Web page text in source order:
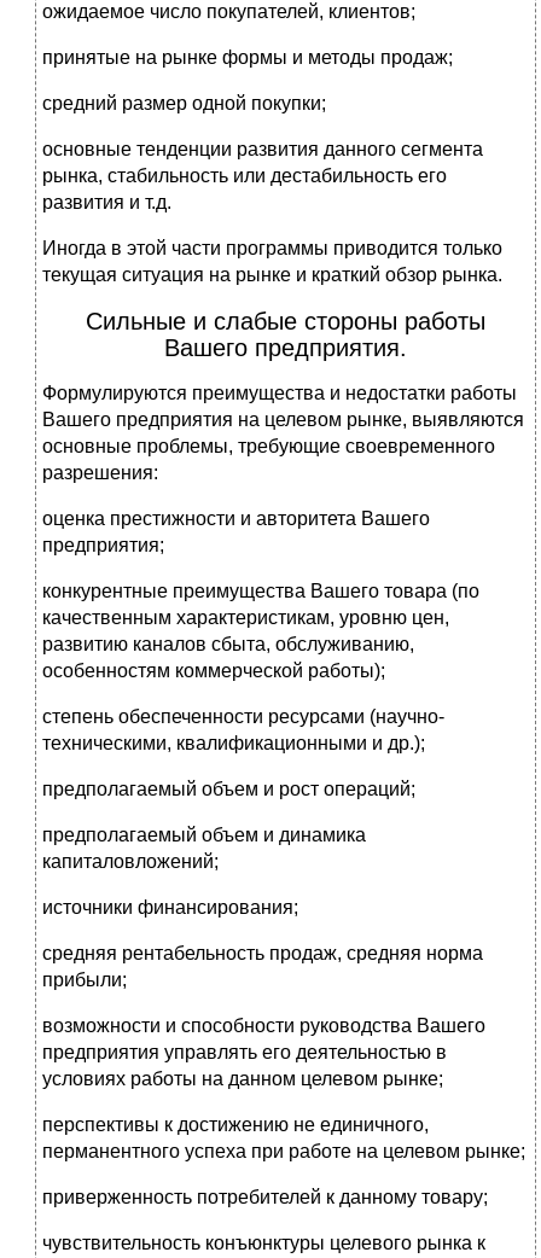
ожидаемое число покупателей, клиентов;
принятые на рынке формы и методы продаж;
средний размер одной покупки;
основные тенденции развития данного сегмента
рынка, стабильность или дестабильность его
развития и т.д.
Иногда в этой части программы приводится только
текущая ситуация на рынке и краткий обзор рынка.
Сильные и слабые стороны работы
Вашего предприятия.
Формулируются преимущества и недостатки работы
Вашего предприятия на целевом рынке, выявляются
основные проблемы, требующие своевременного
разрешения:
оценка престижности и авторитета Вашего
предприятия;
конкурентные преимущества Вашего товара (по
качественным характеристикам, уровню цен,
развитию каналов сбыта, обслуживанию,
особенностям коммерческой работы);
степень обеспеченности ресурсами (научно-
техническими, квалификационными и др.);
предполагаемый объем и рост операций;
предполагаемый объем и динамика
капиталовложений;
источники финансирования;
средняя рентабельность продаж, средняя норма
прибыли;
возможности и способности руководства Вашего
предприятия управлять его деятельностью в
условиях работы на данном целевом рынке;
перспективы к достижению не единичного,
перманентного успеха при работе на целевом рынке;
приверженность потребителей к данному товару;
чувствительность конъюнктуры целевого рынка к